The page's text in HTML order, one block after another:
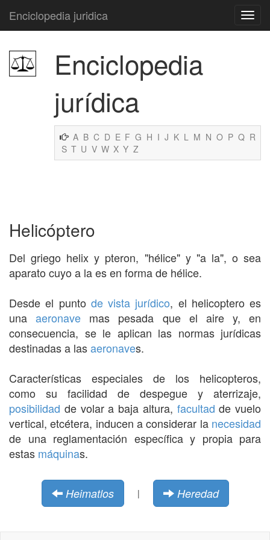
Enciclopedia juridica
Enciclopedia
jurídica
A B C D E F G H I J K L M N O P Q R
S T U V W X Y Z
Helicóptero
Del griego helix y pteron, "hélice" y "a la", o sea
aparato cuyo a la es en forma de hélice.
Desde el punto de vista jurídico, el helicoptero es
unaaeronave mas pesada que el aire y, en
consecuencia, se le aplican las normas jurídicas
destinadas a lasaeronaves.
Características especiales de los helicopteros,
como su facilidad de despegue y aterrizaje,
posibilidad de volar a baja altura, facultad de vuelo
vertical, etcétera, inducen a considerar la necesidad
de una reglamentación específica y propia para
estas máquinas.
Heimatlos | Heredad